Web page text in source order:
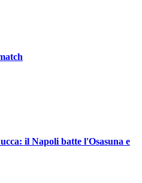
il Napoli batte l'Osasuna e